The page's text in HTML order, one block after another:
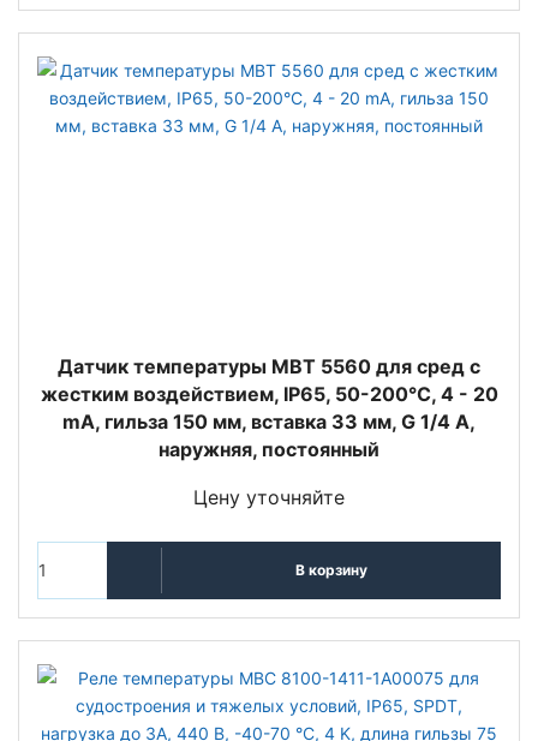
Датчик температуры MBT 5560 для сред с
жестким воздействием, IP65, 50-200°C, 4 - 20
mA, гильза 150 мм, вставка 33 мм, G 1/4 A,
наружняя, постоянный
Цену уточняйте
В корзину